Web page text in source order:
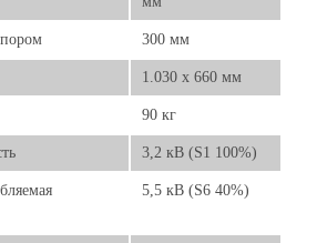
300 мм
1.030 x 660 мм
90 кг
3,2 кВ (S1 100%)
5,5 кВ (S6 40%)